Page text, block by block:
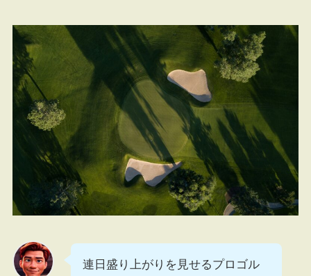
連日盛り上がりを見せるプロゴル